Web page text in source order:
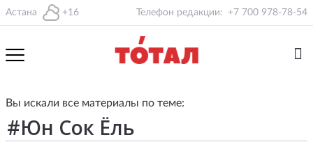
Астана +16 Телефон редакции: +7 700 978-78-54
Вы искали все материалы по теме: